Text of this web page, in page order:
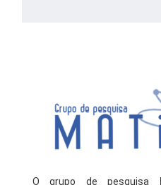
O grupo de pesquisa